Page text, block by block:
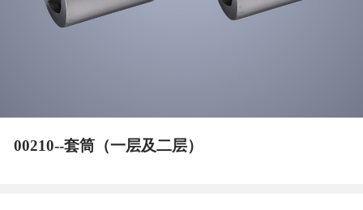
00210--套筒（一层及二层）